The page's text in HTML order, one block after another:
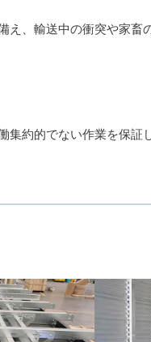
、輸送中の衝突や家畜
約的でない作業を保証